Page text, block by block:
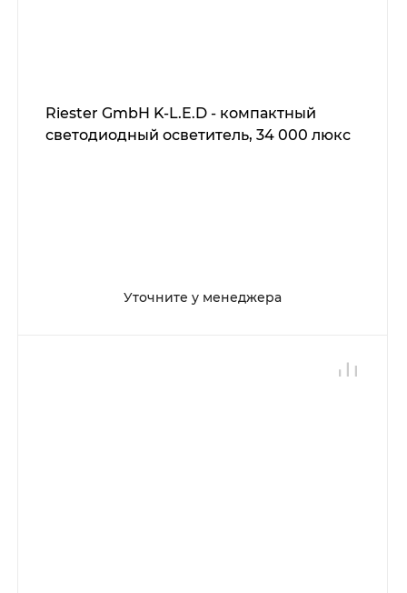
Riester GmbH K-L.E.D - компактный
светодиодный осветитель, 34 000 люкс
Уточните у менеджера